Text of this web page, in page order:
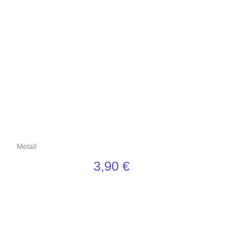
Metall
3,90 €